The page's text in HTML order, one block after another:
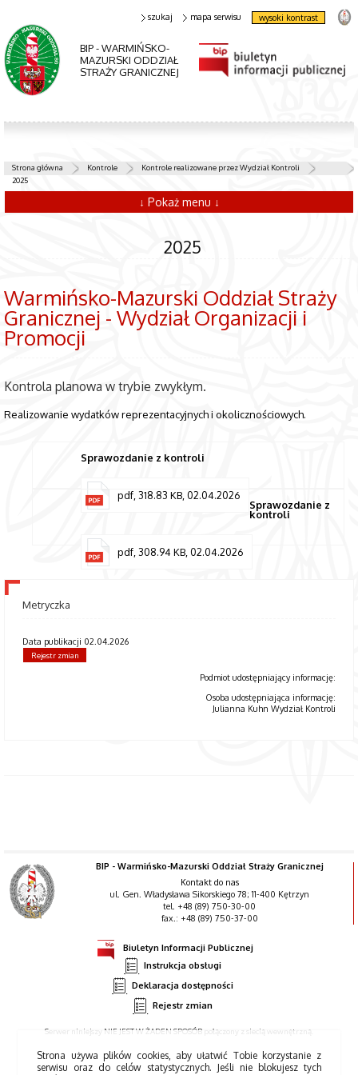
BIP - WARMIŃSKO-
MAZURSKI ODDZIAŁ
STRAŻY GRANICZNEJ
szukaj mapa serwisu wysoki kontrast
Strona główna Kontrole
Kontrole realizowane przez Wydział Kontroli
2025
↓ Pokaż menu ↓
2025
Warmińsko-Mazurski Oddział Straży
Granicznej - Wydział Organizacji i
Promocji
Kontrola planowa w trybie zwykłym.
Realizowanie wydatków reprezentacyjnych i okolicznościowych.
Sprawozdanie z kontroli
pdf, 318.83 KB, 02.04.2026
Sprawozdanie z
kontroli
pdf, 308.94 KB, 02.04.2026
Metryczka
Data publikacji 02.04.2026
Rejestr zmian
Podmiot udostępniający informację:
Osoba udostępniająca informację:
Julianna Kuhn Wydział Kontroli
BIP - Warmińsko-Mazurski Oddział Straży Granicznej
Kontakt do nas
ul. Gen. Władysława Sikorskiego 78; 11-400 Kętrzyn
tel. +48 (89) 750-30-00
fax.: +48 (89) 750-37-00
Biuletyn Informacji Publicznej
Instrukcja obsługi
Deklaracja dostępności
Rejestr zmian
Serwer niniejszy NIE JEST W ŻADEN SPOSÓB połączony z siecią wewnętrzną.
Strona używa plików cookies, aby ułatwić Tobie korzystanie z
serwisu oraz do celów statystycznych. Jeśli nie blokujesz tych